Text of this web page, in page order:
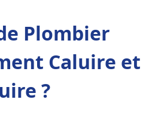
Plombier
Caluire et
?